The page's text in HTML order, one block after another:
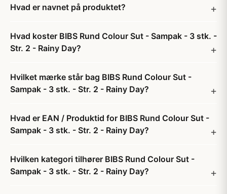
Hvad er navnet på produktet?
Hvad koster BIBS Rund Colour Sut - Sampak - 3 stk. -
Str. 2 - Rainy Day?
Hvilket mærke står bag BIBS Rund Colour Sut -
Sampak - 3 stk. - Str. 2 - Rainy Day?
Hvad er EAN / Produktid for BIBS Rund Colour Sut -
Sampak - 3 stk. - Str. 2 - Rainy Day?
Hvilken kategori tilhører BIBS Rund Colour Sut -
Sampak - 3 stk. - Str. 2 - Rainy Day?